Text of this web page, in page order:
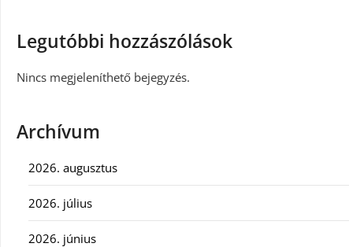
Legutóbbi hozzászólások
Nincs megjeleníthető bejegyzés.
Archívum
2026. augusztus
2026. július
2026. június